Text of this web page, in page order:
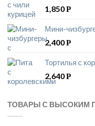
1,850Р
Мини-
2,400Р
Тортилья с
2,640Р
ТОВАРЫ С ВЫСОКИМ